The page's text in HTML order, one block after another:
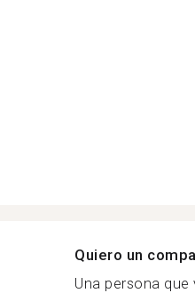
Quiero un
Una persona